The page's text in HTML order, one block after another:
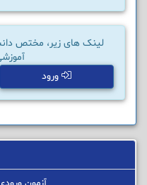
لینک های زیر، مختص
ورود